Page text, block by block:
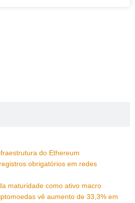
do Ethereum
obrigatórios em redes
maturidade como ativo macro
vê aumento de 33,3% em